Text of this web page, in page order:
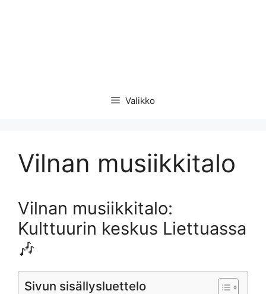
Valikko
Vilnan musiikkitalo
Vilnan musiikkitalo:
Kulttuurin keskus Liettuassa
🎶
Sivun sisällysluettelo